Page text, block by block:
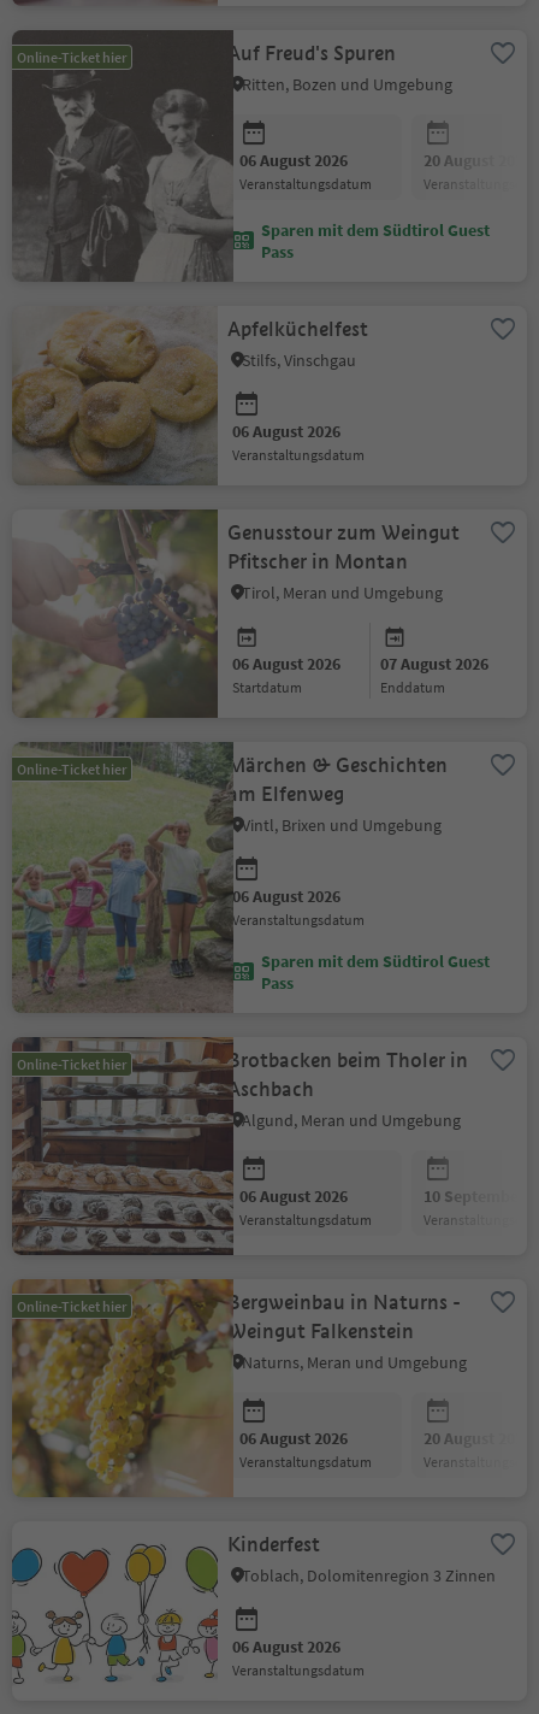
Online-Ticket hier Auf Freud's Spuren
Ritten, Bozen und Umgebung
06 August 2026
Veranstaltungsdatum
20 August 2026
Sparen mit dem Südtirol Guest
Pass
Apfelküchelfest
Stilfs, Vinschgau
06 August 2026
Veranstaltungsdatum
Genusstour zum Weingut
Pfitscher in Montan
Tirol, Meran und Umgebung
06 August 2026
Startdatum
07 August 2026
Enddatum
Online-Ticket hier
Märchen & Geschichten
am Elfenweg
Vintl, Brixen und Umgebung
06 August 2026
Veranstaltungsdatum
Sparen mit dem Südtirol Guest
Pass
Online-Ticket hier
Brotbacken beim Tholer in
Aschbach
Algund, Meran und Umgebung
06 August 2026
Veranstaltungsdatum
10 September
Online-Ticket hier
Bergweinbau in Naturns -
Weingut Falkenstein
Naturns, Meran und Umgebung
06 August 2026
Veranstaltungsdatum
20 August 2026
Kinderfest
Toblach, Dolomitenregion 3 Zinnen
06 August 2026
Veranstaltungsdatum